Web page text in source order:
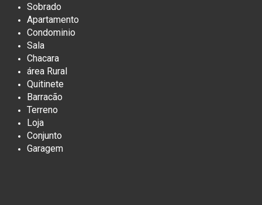
Sobrado
Apartamento
Condominio
Sala
Chacara
área Rural
Quitinete
Barracão
Terreno
Loja
Conjunto
Garagem